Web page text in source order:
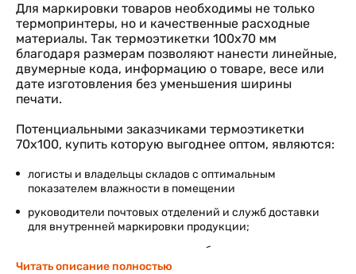
Для маркировки товаров необходимы не только
термопринтеры, но и качественные расходные
материалы. Так термоэтикетки 100х70 мм
благодаря размерам позволяют нанести линейные,
двумерные кода, информацию о товаре, весе или
дате изготовления без уменьшения ширины
печати.
Потенциальными заказчиками термоэтикетки
70х100, купить которую выгоднее оптом, являются:
логисты и владельцы складов с оптимальным
показателем влажности в помещении
руководители почтовых отделений и служб доставки
для внутренней маркировки продукции;
владельцы супермаркетов, служб сервисного
обслуживания, точек розничной торговли.
Читать описание полностью